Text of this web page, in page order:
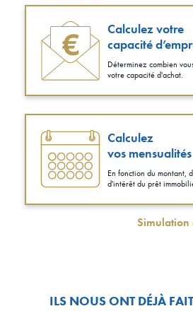
Calculez votre
capacité
Déterminez combien
votre capacité d'achat.
Calculez
vos mensualités
En fonction du montant,
d'intérêt du prêt
ILS NOUS ONT DÉJÀ